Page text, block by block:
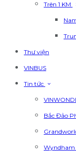
Trên 1 KM
Thư viện
VINBUS
Tin tức
Bắc Đảo
Wyndham